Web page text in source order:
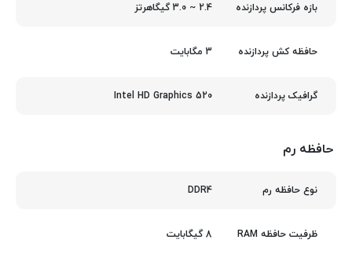
بازه فرکانس پردازنده 2.4 ~ 3.0 گیگاهرتز
حافظه کش پردازنده 3 مگابایت
گرافیک پردازنده Intel HD Graphics 520
حافظه رم
نوع حافظه رم DDR4
ظرفیت حافظه RAM 8 گیگابایت